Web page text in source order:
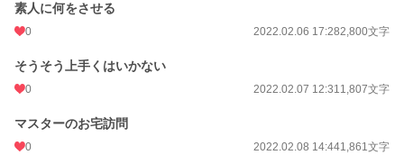
文字数
初回公開日時
初回完結日時 2022.03.11 06:46
週間ポイント
素人に何をさせる
0 2022.02.06 17:282,800文字
そうそう上手くはいかない
0 2022.02.07 12:311,807文字
マスターのお宅訪問
0 2022.02.08 14:441,861文字